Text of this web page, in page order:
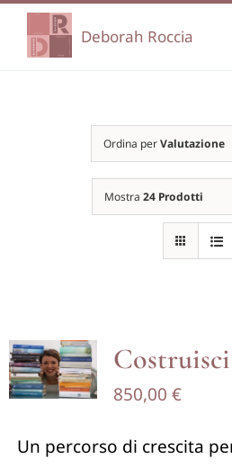
Salta
Deborah Roccia
I miei percorsi
Carrello
Contattami
Ordina perValutazione
Mostra 24 Prodotti
Costruisci
850,00 €
Un percorso di crescita